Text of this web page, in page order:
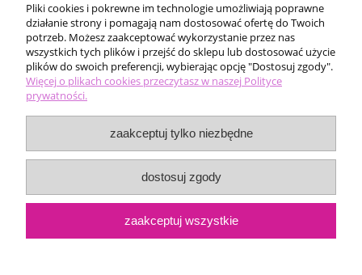
Pomoc
Moje konto
Płatności i dostawa
Informacje
Pliki cookies i pokrewne im technologie umożliwiają poprawne
działanie strony i pomagają nam dostosować ofertę do Twoich
potrzeb. Możesz zaakceptować wykorzystanie przez nas
wszystkich tych plików i przejść do sklepu lub dostosować użycie
plików do swoich preferencji, wybierając opcję "Dostosuj zgody".
Więcej o plikach cookies przeczytasz w naszej Polityce
prywatności.
zaakceptuj tylko niezbędne
dostosuj zgody
zaakceptuj wszystkie